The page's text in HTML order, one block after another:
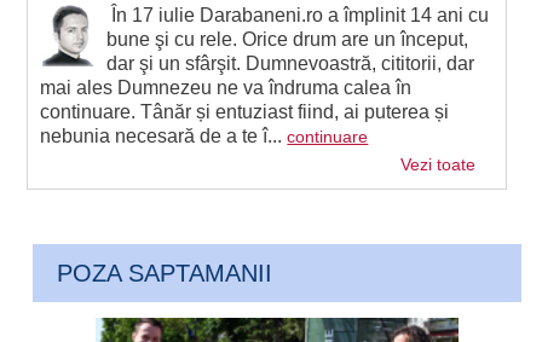
În 17 iulie Darabaneni.ro a împlinit 14 ani cu
bune şi cu rele. Orice drum are un început,
dar şi un sfârşit. Dumnevoastră, cititorii, dar
mai ales Dumnezeu ne va îndruma calea în
continuare. Tânăr și entuziast fiind, ai puterea și
nebunia necesară de a te î...continuare
Vezi toate
POZA SAPTAMANII